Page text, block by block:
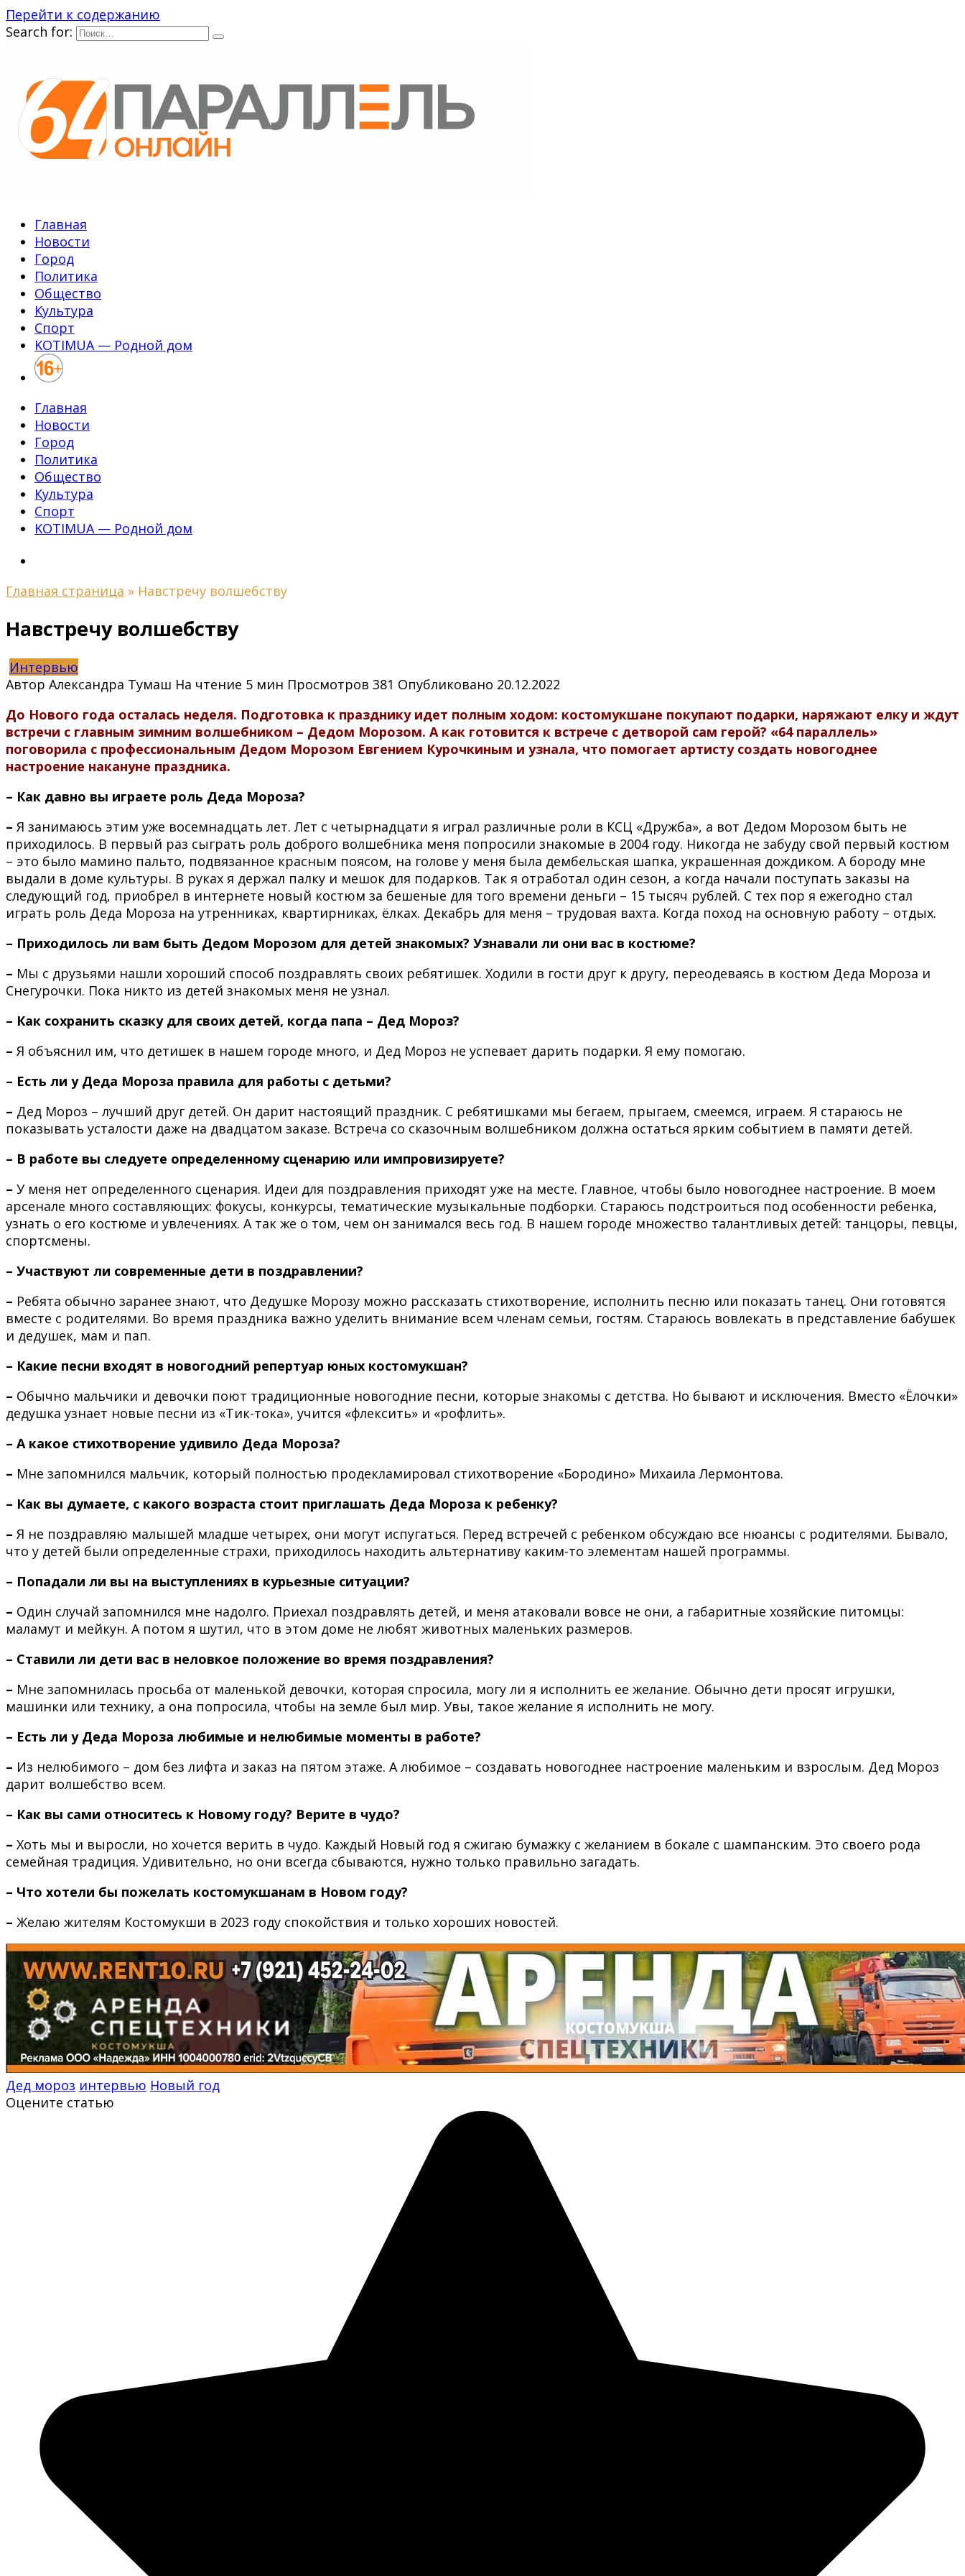
Перейти к содержанию
Search for:
Главная
Новости
Город
Политика
Общество
Культура
Спорт
KOTIMUA — Родной дом
Главная
Новости
Город
Политика
Общество
Культура
Спорт
KOTIMUA — Родной дом
Главная страница » Навстречу волшебству
Навстречу волшебству
Интервью
Автор Александра Тумаш На чтение 5 мин Просмотров 381 Опубликовано 20.12.2022
До Нового года осталась неделя. Подготовка к празднику идет полным ходом: костомукшане покупают подарки, наряжают елку и ждут
встречи с главным зимним волшебником – Дедом Морозом. А как готовится к встрече с детворой сам герой? «64 параллель»
поговорила с профессиональным Дедом Морозом Евгением Курочкиным и узнала, что помогает артисту создать новогоднее
настроение накануне праздника.
– Как давно вы играете роль Деда Мороза?
– Я занимаюсь этим уже восемнадцать лет. Лет с четырнадцати я играл различные роли в КСЦ «Дружба», а вот Дедом Морозом быть не
приходилось. В первый раз сыграть роль доброго волшебника меня попросили знакомые в 2004 году. Никогда не забуду свой первый костюм
– это было мамино пальто, подвязанное красным поясом, на голове у меня была дембельская шапка, украшенная дождиком. А бороду мне
выдали в доме культуры. В руках я держал палку и мешок для подарков. Так я отработал один сезон, а когда начали поступать заказы на
следующий год, приобрел в интернете новый костюм за бешеные для того времени деньги – 15 тысяч рублей. С тех пор я ежегодно стал
играть роль Деда Мороза на утренниках, квартирниках, ёлках. Декабрь для меня – трудовая вахта. Когда поход на основную работу – отдых.
– Приходилось ли вам быть Дедом Морозом для детей знакомых? Узнавали ли они вас в костюме?
– Мы с друзьями нашли хороший способ поздравлять своих ребятишек. Ходили в гости друг к другу, переодеваясь в костюм Деда Мороза и
Снегурочки. Пока никто из детей знакомых меня не узнал.
– Как сохранить сказку для своих детей, когда папа – Дед Мороз?
– Я объяснил им, что детишек в нашем городе много, и Дед Мороз не успевает дарить подарки. Я ему помогаю.
– Есть ли у Деда Мороза правила для работы с детьми?
– Дед Мороз – лучший друг детей. Он дарит настоящий праздник. С ребятишками мы бегаем, прыгаем, смеемся, играем. Я стараюсь не
показывать усталости даже на двадцатом заказе. Встреча со сказочным волшебником должна остаться ярким событием в памяти детей.
– В работе вы следуете определенному сценарию или импровизируете?
– У меня нет определенного сценария. Идеи для поздравления приходят уже на месте. Главное, чтобы было новогоднее настроение. В моем
арсенале много составляющих: фокусы, конкурсы, тематические музыкальные подборки. Стараюсь подстроиться под особенности ребенка,
узнать о его костюме и увлечениях. А так же о том, чем он занимался весь год. В нашем городе множество талантливых детей: танцоры, певцы,
спортсмены.
– Участвуют ли современные дети в поздравлении?
– Ребята обычно заранее знают, что Дедушке Морозу можно рассказать стихотворение, исполнить песню или показать танец. Они готовятся
вместе с родителями. Во время праздника важно уделить внимание всем членам семьи, гостям. Стараюсь вовлекать в представление бабушек
и дедушек, мам и пап.
– Какие песни входят в новогодний репертуар юных костомукшан?
– Обычно мальчики и девочки поют традиционные новогодние песни, которые знакомы с детства. Но бывают и исключения. Вместо «Ёлочки»
дедушка узнает новые песни из «Тик-тока», учится «флексить» и «рофлить».
– А какое стихотворение удивило Деда Мороза?
– Мне запомнился мальчик, который полностью продекламировал стихотворение «Бородино» Михаила Лермонтова.
– Как вы думаете, с какого возраста стоит приглашать Деда Мороза к ребенку?
– Я не поздравляю малышей младше четырех, они могут испугаться. Перед встречей с ребенком обсуждаю все нюансы с родителями. Бывало,
что у детей были определенные страхи, приходилось находить альтернативу каким-то элементам нашей программы.
– Попадали ли вы на выступлениях в курьезные ситуации?
– Один случай запомнился мне надолго. Приехал поздравлять детей, и меня атаковали вовсе не они, а габаритные хозяйские питомцы:
маламут и мейкун. А потом я шутил, что в этом доме не любят животных маленьких размеров.
– Ставили ли дети вас в неловкое положение во время поздравления?
– Мне запомнилась просьба от маленькой девочки, которая спросила, могу ли я исполнить ее желание. Обычно дети просят игрушки,
машинки или технику, а она попросила, чтобы на земле был мир. Увы, такое желание я исполнить не могу.
– Есть ли у Деда Мороза любимые и нелюбимые моменты в работе?
– Из нелюбимого – дом без лифта и заказ на пятом этаже. А любимое – создавать новогоднее настроение маленьким и взрослым. Дед Мороз
дарит волшебство всем.
– Как вы сами относитесь к Новому году? Верите в чудо?
– Хоть мы и выросли, но хочется верить в чудо. Каждый Новый год я сжигаю бумажку с желанием в бокале с шампанским. Это своего рода
семейная традиция. Удивительно, но они всегда сбываются, нужно только правильно загадать.
– Что хотели бы пожелать костомукшанам в Новом году?
– Желаю жителям Костомукши в 2023 году спокойствия и только хороших новостей.
Дед мороз интервью Новый год
Оцените статью